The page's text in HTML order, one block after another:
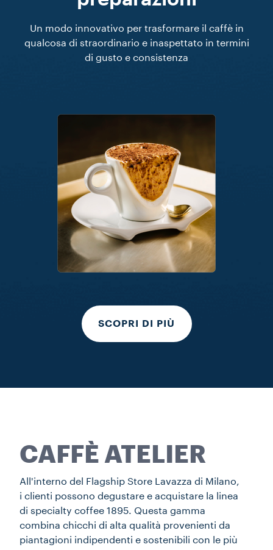
Un modo innovativo per trasformare il caffè in
qualcosa di straordinario e inaspettato in termini
di gusto e consistenza
SCOPRI DI PIÙ
CAFFÈ ATELIER
All'interno del Flagship Store Lavazza di Milano,
i clienti possono degustare e acquistare la linea
di specialty coffee 1895. Questa gamma
combina chicchi di alta qualità provenienti da
piantagioni indipendenti e sostenibili con le più